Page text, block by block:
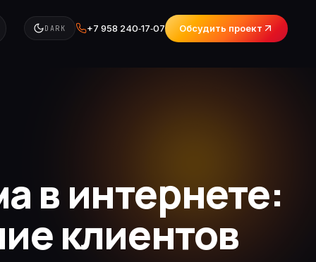
DARK +7 958 240‑17‑07 Обсудить проект
в интернете:
клиентов